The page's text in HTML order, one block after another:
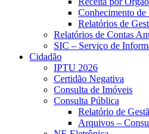
Conhecimento de
Relatórios de
Relatórios de Contas
SIC – Serviço de
Cidadão
IPTU 2026
Certidão Negativa
Consulta de Imóveis
Consulta Pública
Relatório de
Arquivos –